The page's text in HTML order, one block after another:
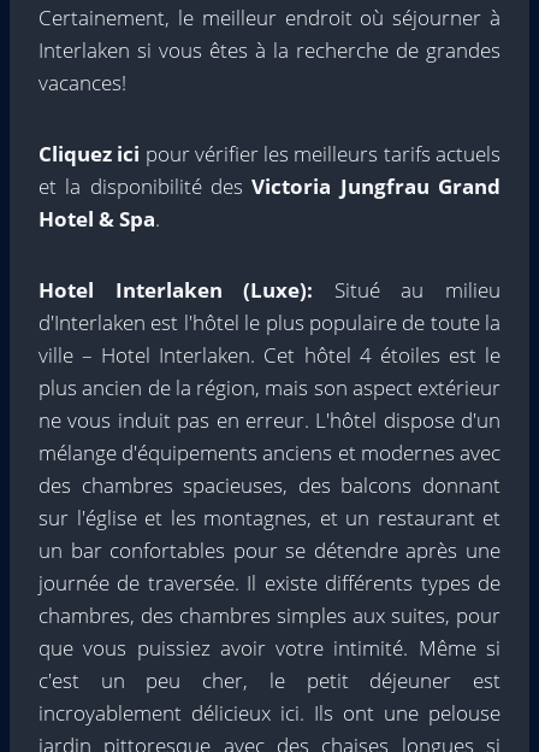
Certainement, le meilleur endroit où séjourner à
Interlaken si vous êtes à la recherche de grandes
vacances!
Cliquez ici pour vérifier les meilleurs tarifs actuels
et la disponibilité desVictoria Jungfrau Grand
Hotel & Spa.
Hotel Interlaken (Luxe): Situé au milieu
d'Interlaken est l'hôtel le plus populaire de toute la
ville – Hotel Interlaken. Cet hôtel 4 étoiles est le
plus ancien de la région, mais son aspect extérieur
ne vous induit pas en erreur. L'hôtel dispose d'un
mélange d'équipements anciens et modernes avec
des chambres spacieuses, des balcons donnant
sur l'église et les montagnes, et un restaurant et
un bar confortables pour se détendre après une
journée de traversée. Il existe différents types de
chambres, des chambres simples aux suites, pour
que vous puissiez avoir votre intimité. Même si
c'est un peu cher, le petit déjeuner est
incroyablement délicieux ici. Ils ont une pelouse
jardin pittoresque avec des chaises longues si